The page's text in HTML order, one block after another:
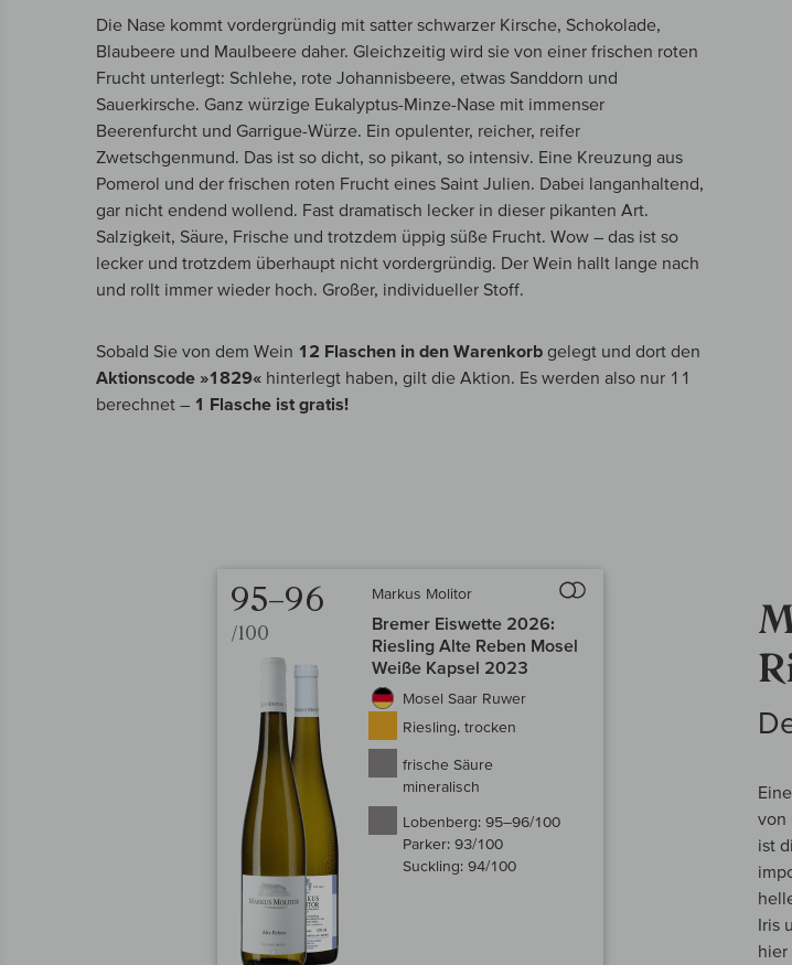
Die Nase kommt vordergründig mit satter schwarzer Kirsche, Schokolade,
Blaubeere und Maulbeere daher. Gleichzeitig wird sie von einer frischen roten
Frucht unterlegt: Schlehe, rote Johannisbeere, etwas Sanddorn und
Sauerkirsche. Ganz würzige Eukalyptus-Minze-Nase mit immenser
Beerenfurcht und Garrigue-Würze. Ein opulenter, reicher, reifer
Zwetschgenmund. Das ist so dicht, so pikant, so intensiv. Eine Kreuzung aus
Pomerol und der frischen roten Frucht eines Saint Julien. Dabei langanhaltend,
gar nicht endend wollend. Fast dramatisch lecker in dieser pikanten Art.
Salzigkeit, Säure, Frische und trotzdem üppig süße Frucht. Wow – das ist so
lecker und trotzdem überhaupt nicht vordergründig. Der Wein hallt lange nach
und rollt immer wieder hoch. Großer, individueller Stoff.
Sobald Sie von dem Wein 12 Flaschen in den Warenkorb gelegt und dort den
Aktionscode »1829« hinterlegt haben, gilt die Aktion. Es werden also nur 11
berechnet – 1 Flasche ist gratis!
95–96
/100
Markus Molitor
Bremer Eiswette 2026:
Riesling Alte Reben Mosel
Weiße Kapsel 2023
Mosel Saar Ruwer
Riesling, trocken
frische Säure
mineralisch
Lobenberg: 95–96/100
Parker: 93/100
Suckling: 94/100
von
ist
Iris
hier